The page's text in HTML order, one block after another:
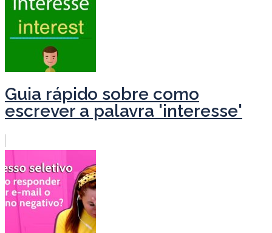
Guia rápido sobre como
escrever a palavra 'interesse'